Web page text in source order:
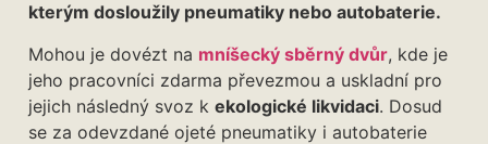
kterým dosloužily pneumatiky nebo autobaterie.
Mohou je dovézt na mníšecký sběrný dvůr, kde je
jeho pracovníci zdarma převezmou a uskladní pro
jejich následný svoz k ekologické likvidaci. Dosud
se za odevzdané ojeté pneumatiky i autobaterie